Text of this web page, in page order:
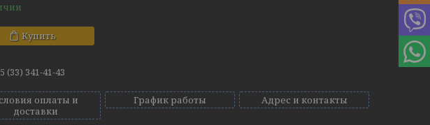
Купить
(33) 341-41-43
оплаты и
доставки
График работы Адрес и контакты